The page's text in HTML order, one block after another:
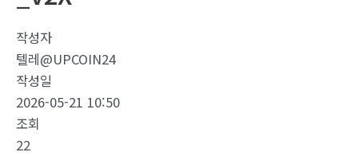
작성자
텔레@UPCOIN24
작성일
2026-05-21 10:50
조회
22